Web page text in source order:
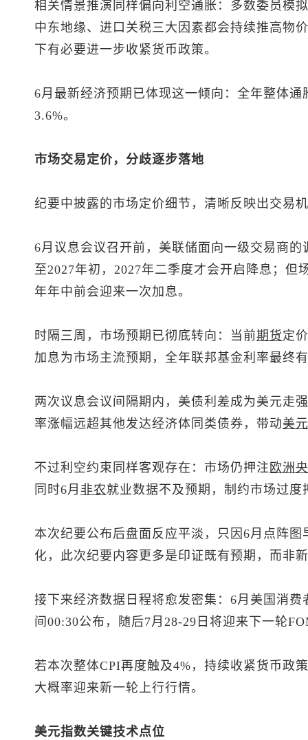
相关情景推演同样偏向利空通胀：多数委员模
中东地缘、进口关税三大因素都会持续推高物
下有必要进一步收紧货币政策。
6月最新经济预期已体现这一倾向：全年整体
3.6%。
市场交易定价，分歧逐步落地
纪要中披露的市场定价细节，清晰反映出交易
6月议息会议召开前，美联储面向一级交易商
至2027年初，2027年二季度才会开启降息；但
年年中前会迎来一次加息。
时隔三周，市场预期已彻底转向：当前期货定
加息为市场主流预期，全年联邦基金利率最终
两次议息会议间隔期内，美债利差成为美元走
率涨幅远超其他发达经济体同类债券，带动美
不过利空约束同样客观存在：市场仍押注 欧洲
同时6月 非农就业数据不及预期，制约市场过
本次纪要公布后盘面反应平淡，只因6月点阵
化，此次纪要内容更多是印证既有预期，而非
接下来经济数据日程将愈发密集：6月美国消
间00:30公布，随后7月28-29日将迎来下一轮
若本次整体CPI再度触及4%，持续收紧货币政
大概率迎来新一轮上行行情。
美元指数关键技术点位